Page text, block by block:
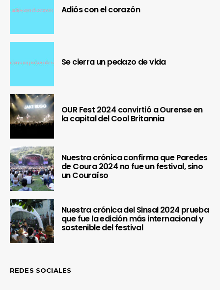
Adiós con el corazón
Se cierra un pedazo de vida
OUR Fest 2024 convirtió a Ourense en
la capital del Cool Britannia
Nuestra crónica confirma que Paredes
de Coura 2024 no fue un festival, sino
un Couraíso
Nuestra crónica del Sinsal 2024 prueba
que fue la edición más internacional y
sostenible del festival
REDES SOCIALES